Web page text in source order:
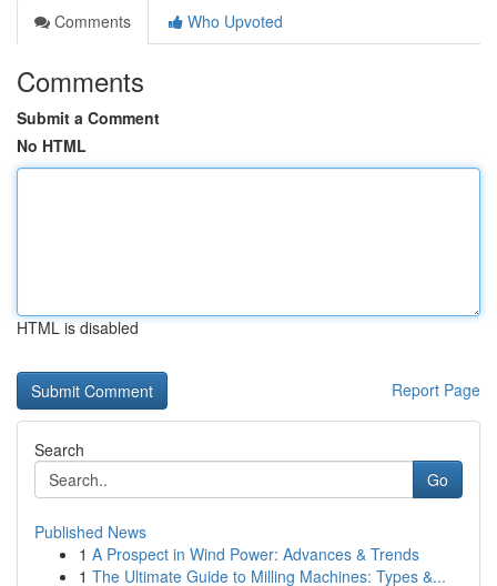
Comments
Who Upvoted
Comments
Submit a Comment
No HTML
HTML is disabled
Report Page
Search
Go
Published News
1 A Prospect in Wind Power: Advances & Trends
1 The Ultimate Guide to Milling Machines: Types &...